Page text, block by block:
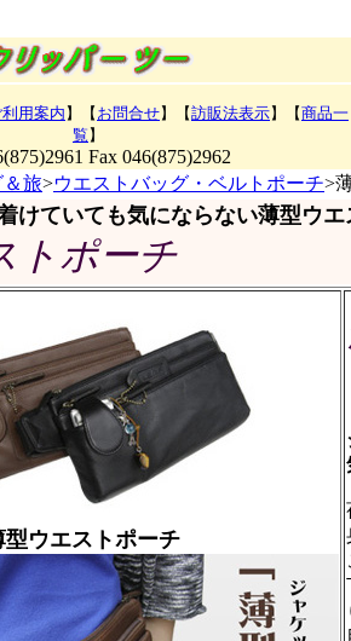
利用案内 】【 お問合せ】【訪販法表示】 【商品一
覧 】
Fax 046(875)2962
旅>ウエストバッグ・ベルトポーチ>
けていても気にならない薄型ウ
トポーチ
型ウエストポーチ